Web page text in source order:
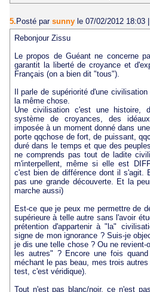
5. Posté par sunny le 07/02/2012 18:03
Rebonjour Zissu
Le propos de Guéant ne concerne
garantit la liberté de croyance et
Français (on a bien dit "tous").
Il parle de supériorité d'une
la même chose.
Une civilisation c'est une histoire,
système de croyances, des
imposée à un moment donné dans
porte qqchose de fort, de puissant,
duré dans le temps et que des
ne comprends pas tout de ladite
m'interpellent, même si elle est
c'est bien de différence dont il s'agit.
pas une grande découverte. Et la
marche aussi)
Est-ce que je peux me permettre de
supérieure à telle autre sans l'avoir
prétention d'appartenir à "la"
signe de mon ignorance ? Suis-je
je dis une telle chose ? Ou ne
les autres" ? Encore une fois
méchant le pas beau, mes trois
test, c'est véridique).
Tout n'est pas blanc/noir, ce n'est